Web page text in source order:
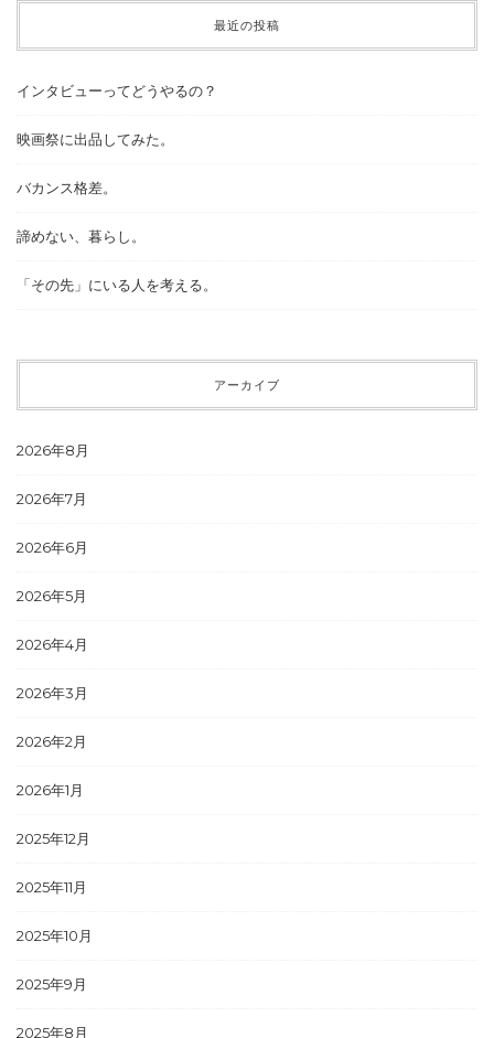
最近の投稿
インタビューってどうやるの？
映画祭に出品してみた。
バカンス格差。
諦めない、暮らし。
「その先」にいる人を考える。
アーカイブ
2026年8月
2026年7月
2026年6月
2026年5月
2026年4月
2026年3月
2026年2月
2026年1月
2025年12月
2025年11月
2025年10月
2025年9月
2025年8月